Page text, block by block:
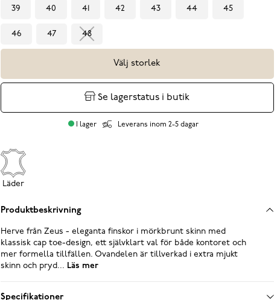
39 40 41 42 43 44 45
46 47 48
Välj storlek
Se lagerstatus i butik
I lager Leverans inom 2-5 dagar
Läder
Produktbeskrivning
Herve från Zeus - eleganta finskor i mörkbrunt skinn med
klassisk cap toe-design, ett självklart val för både kontoret och
mer formella tillfällen. Ovandelen är tillverkad i extra mjukt
skinn och pryd... Läs mer
Specifikationer